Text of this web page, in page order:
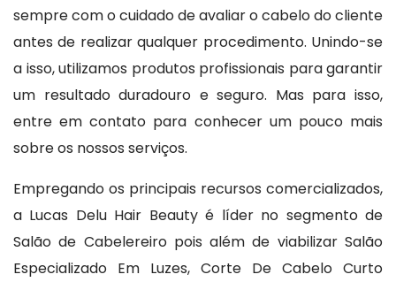
sempre com o cuidado de avaliar o cabelo do cliente
antes de realizar qualquer procedimento. Unindo-se
a isso, utilizamos produtos profissionais para garantir
um resultado duradouro e seguro. Mas para isso,
entre em contato para conhecer um pouco mais
sobre os nossos serviços.
Empregando os principais recursos comercializados,
a Lucas Delu Hair Beauty é líder no segmento de
Salão de Cabelereiro pois além de viabilizar Salão
Especializado Em Luzes, Corte De Cabelo Curto